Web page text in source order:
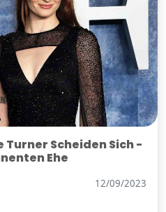
Turner Scheiden Sich -
Ehe
12/09/2023